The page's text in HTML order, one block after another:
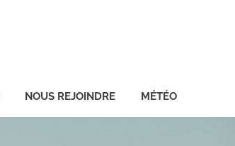
NOUS REJOINDRE MÉTÉO